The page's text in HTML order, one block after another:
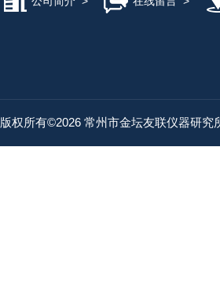
版权所有©2026 常州市金坛友联仪器研究